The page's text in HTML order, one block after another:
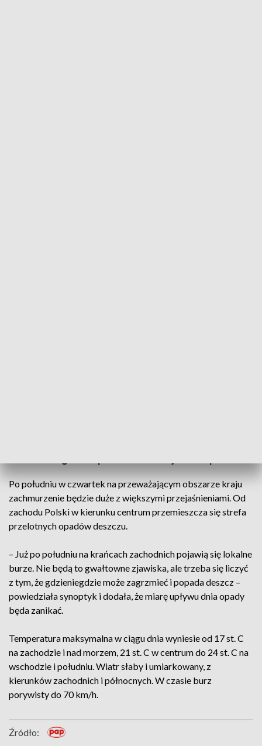
Po południu w czwartek na przeważającym obszarze kraju
zachmurzenie będzie duże z większymi przejaśnieniami. Od
zachodu Polski w kierunku centrum przemieszcza się strefa
przelotnych opadów deszczu.
– Już po południu na krańcach zachodnich pojawią się lokalne
burze. Nie będą to gwałtowne zjawiska, ale trzeba się liczyć
z tym, że gdzieniegdzie może zagrzmieć i popada deszcz –
powiedziała synoptyk i dodała, że miarę upływu dnia opady
będa zanikać.
Temperatura maksymalna w ciągu dnia wyniesie od 17 st. C
na zachodzie i nad morzem, 21 st. C w centrum do 24 st. C na
wschodzie i południu. Wiatr słaby i umiarkowany, z
kierunków zachodnich i północnych. W czasie burz
porywisty do 70 km/h.
Źródło: